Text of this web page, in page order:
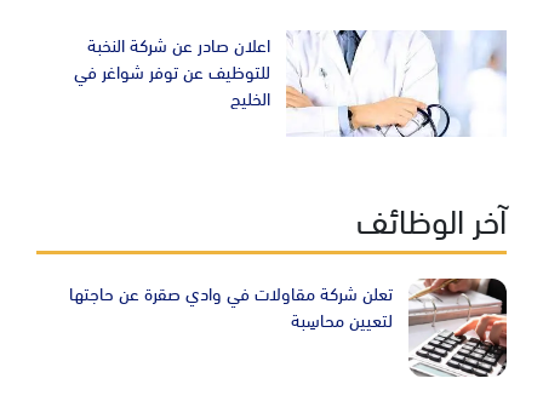
اعلان صادر عن شركة النخبة
للتوظيف عن توفر شواغر في
الخليج
آخر الوظائف
تعلن شركة مقاولات في وادي صقرة عن حاجتها
لتعيين محاسِبة